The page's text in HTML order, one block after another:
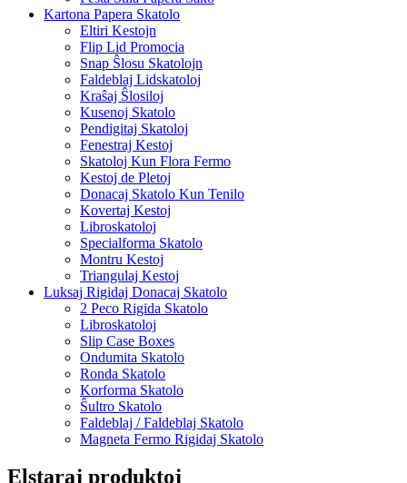
Kartona Papera Skatolo
Eltiri Kestojn
Flip Lid Promocia
Snap Ŝlosu Skatolojn
Faldeblaj Lidskatoloj
Kraŝaj Ŝlosiloj
Kusenoj Skatolo
Pendigitaj Skatoloj
Fenestraj Kestoj
Skatoloj Kun Flora Fermo
Kestoj de Pletoj
Donacaj Skatolo Kun Tenilo
Kovertaj Kestoj
Libroskatoloj
Specialforma Skatolo
Montru Kestoj
Triangulaj Kestoj
Luksaj Rigidaj Donacaj Skatolo
2 Peco Rigida Skatolo
Libroskatoloj
Slip Case Boxes
Ondumita Skatolo
Ronda Skatolo
Korforma Skatolo
Ŝultro Skatolo
Faldeblaj / Faldeblaj Skatolo
Magneta Fermo Rigidaj Skatolo
Elstaraj produktoj